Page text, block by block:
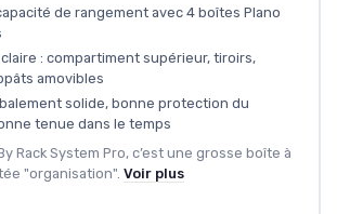
de rangement avec 4 boîtes Plano
: compartiment supérieur, tiroirs,
amovibles
solide, bonne protection du
tenue dans le temps
Rack System Pro, c’est une grosse boîte à
"organisation". Voir plus